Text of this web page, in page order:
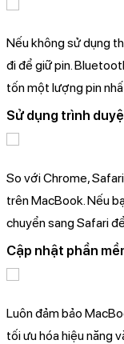
Nếu không sử dụng
đi để giữ pin.
tốn một lượng pin
Sử dụng trình
So với Chrome,
trên MacBook. Nếu
chuyển sang Safari
Cập nhật phần
Luôn đảm bảo
tối ưu hóa hiệu năng